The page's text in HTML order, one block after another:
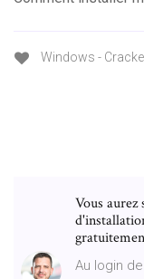
Windows -
Vous
Au login